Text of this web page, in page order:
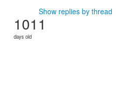
Show replies by thread
1011
days old